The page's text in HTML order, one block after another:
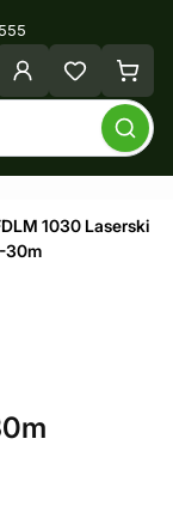
1030 Laserski
30m